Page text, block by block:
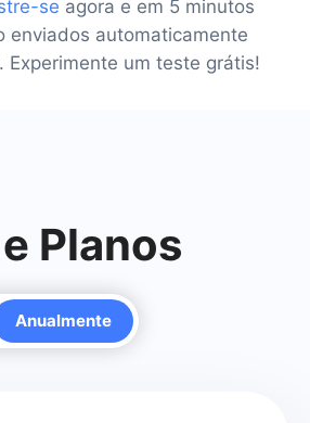
se agora e em 5 minutos
enviados automaticamente
Experimente um teste grátis!
e Planos
Anualmente